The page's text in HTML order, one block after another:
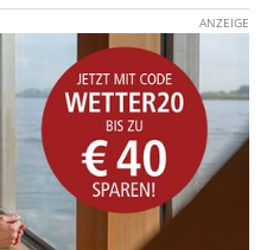
ANZEIGE